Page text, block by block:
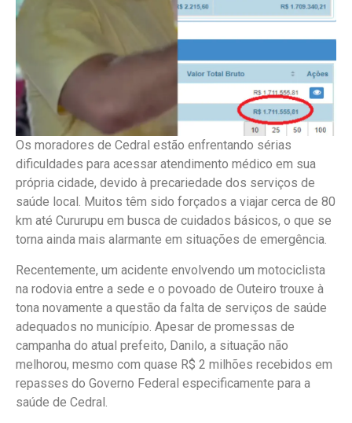
Os moradores de Cedral estão enfrentando sérias
dificuldades para acessar atendimento médico em sua
própria cidade, devido à precariedade dos serviços de
saúde local. Muitos têm sido forçados a viajar cerca de 80
km até Cururupu em busca de cuidados básicos, o que se
torna ainda mais alarmante em situações de emergência.
Recentemente, um acidente envolvendo um motociclista
na rodovia entre a sede e o povoado de Outeiro trouxe à
tona novamente a questão da falta de serviços de saúde
adequados no município. Apesar de promessas de
campanha do atual prefeito, Danilo, a situação não
melhorou, mesmo com quase R$ 2 milhões recebidos em
repasses do Governo Federal especificamente para a
saúde de Cedral.